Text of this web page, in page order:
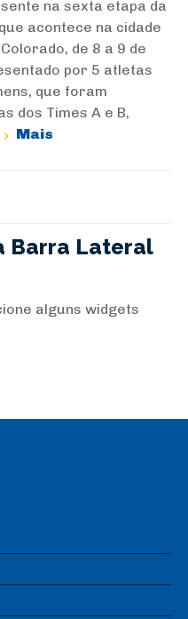
na sexta etapa da
acontece na cidade
de 8 a 9 de
por 5 atletas
que foram
dos Times A e B,
Mais
Barra Lateral
alguns widgets